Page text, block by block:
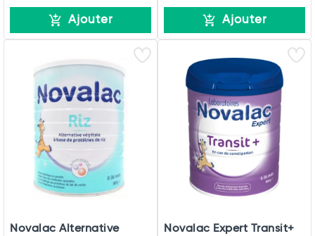
Ajouter Ajouter
Novalac Alternative
Novalac Expert Transit+